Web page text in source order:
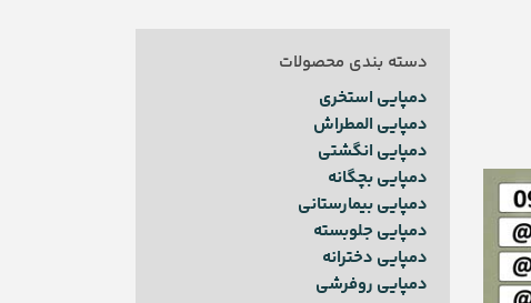
دسته بندی محصولات
دمپایی استخری
دمپایی المطراش
دمپایی انگشتی
دمپایی بچگانه
دمپایی بیمارستانی
دمپایی جلوبسته
دمپایی دخترانه
دمپایی روفرشی